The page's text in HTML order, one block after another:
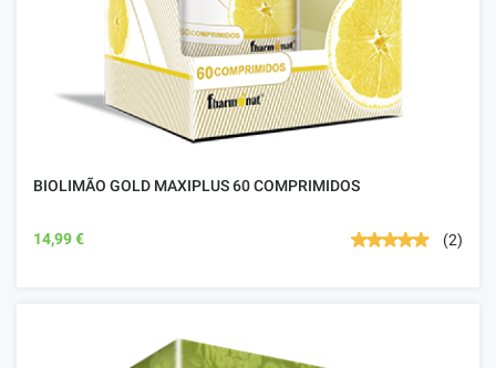
BIOLIMÃO GOLD MAXIPLUS 60 COMPRIMIDOS
14,99 € (2)